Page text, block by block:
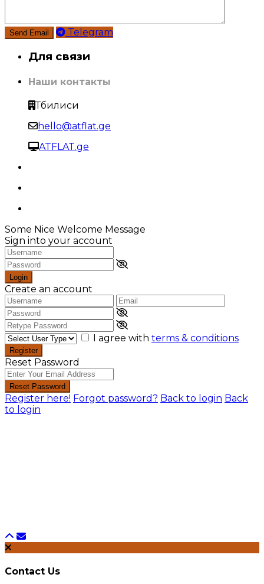
Telegram
Для связи
Наши контакты
Тбилиси
hello@atflat.ge
ATFLAT.ge
Some Nice Welcome Message
Sign into your account
Login
Create an account
I agree with terms & conditions
Register
Reset Password
Reset Password
Register here! Forgot password? Back to login Back
to login
Contact Us